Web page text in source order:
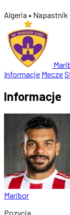
Algeria • Napastnik
Informacje Mecze
Informacje
Maribor
Pozycja